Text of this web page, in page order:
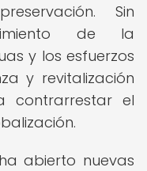
Sin
de la
y los esfuerzos
y revitalización
contrarrestar el
abierto nuevas